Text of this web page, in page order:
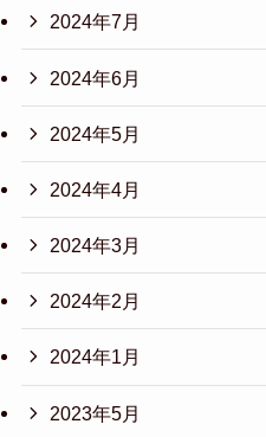
2024年7月
2024年6月
2024年5月
2024年4月
2024年3月
2024年2月
2024年1月
2023年5月